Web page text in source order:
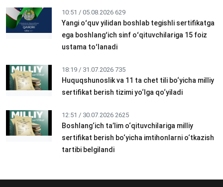
10:51 / 05.08.2026 629
Yangi oʻquv yilidan boshlab tegishli sertifikatga
ega boshlangʻich sinf oʻqituvchilariga 15 foiz
ustama toʻlanadi
18:19 / 31.07.2026 735
Huquqshunoslik va 11 ta chet tili bo‘yicha milliy
sertifikat berish tizimi yo‘lga qo‘yiladi
12:51 / 30.07.2026 2625
Boshlang‘ich ta’lim o‘qituvchilariga milliy
sertifikat berish bo‘yicha imtihonlarni o‘tkazish
tartibi belgilandi